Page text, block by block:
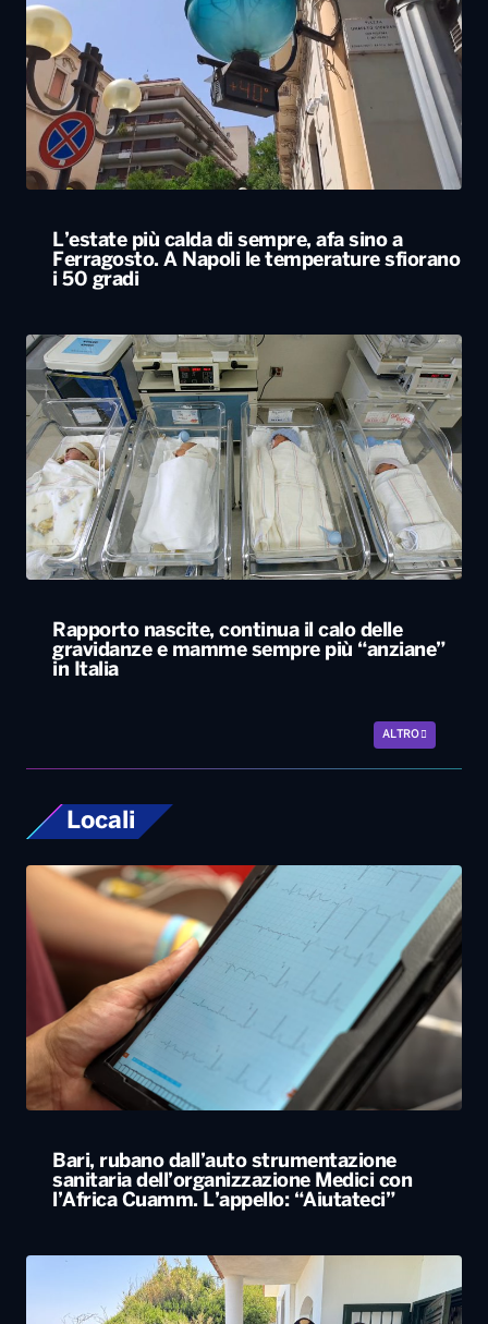
L’estate più calda di sempre, afa sino a
Ferragosto. A Napoli le temperature sfiorano
i 50 gradi
Rapporto nascite, continua il calo delle
gravidanze e mamme sempre più “anziane”
in Italia
ALTRO
Locali
Bari, rubano dall’auto strumentazione
sanitaria dell’organizzazione Medici con
l’Africa Cuamm. L’appello: “Aiutateci”